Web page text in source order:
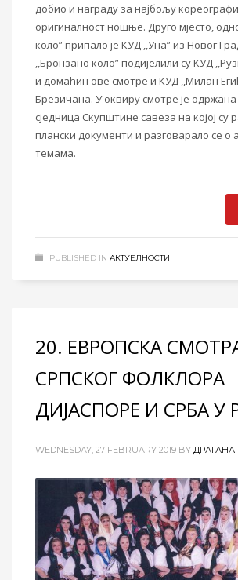
добио и награду за најбољу
оригиналност ношње. Друго мјесто,
коло” припало је КУД ,,Уна” из Новог
,,Бронзано коло” подијелили су КУД
и домаћин ове смотре и КУД ,,Милан
Брезичана. У оквиру смотре је
сједница Скупштине савеза на којој су
плански документи и разговарало се о
темама.
PUBLISHED IN АКТУЕЛНОСТИ
20. ЕВРОПСКА
СРПСКОГ ФОЛКЛОРА
ДИЈАСПОРЕ И СРБА У
WEDNESDAY, 27 FEBRUARY 2019 BY